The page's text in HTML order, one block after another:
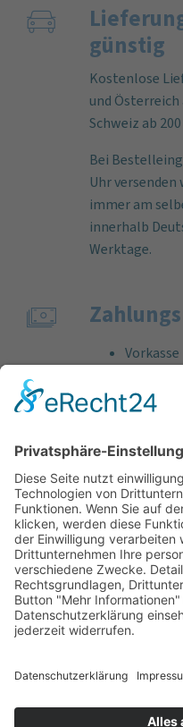
günstig
Kostenlose
und Österreich
Schweiz ab
Bei
Uhr
immer am
innerhalb
Werktage.
Vorkasse
Support
Kostenlose
Kauf!
Qualität